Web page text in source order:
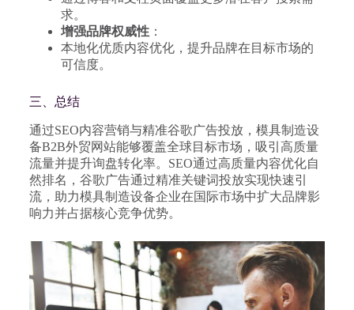
求。
增强品牌权威性：
本地化优质内容优化，提升品牌在目标市场的
可信度。
三、总结
通过SEO内容营销与精准谷歌广告投放，模具制造设
备B2B外贸网站能够覆盖全球目标市场，吸引高质量
流量并提升询盘转化率。SEO通过高质量内容优化自
然排名，谷歌广告通过精准关键词投放实现快速引
流，助力模具制造设备企业在国际市场中扩大品牌影
响力并占据核心竞争优势。